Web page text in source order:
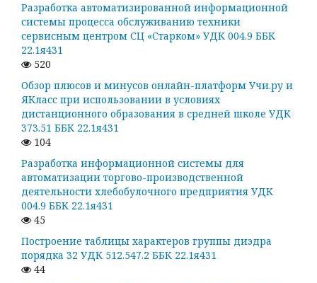
Разработка автоматизированной информационной
системы процесса обслуживанию техники
сервисным центром СЦ «Старком» УДК 004.9 ББК
22.1я431
520
Обзор плюсов и минусов онлайн-платформ Учи.ру и
ЯКласс при использовании в условиях
дистанционного образования в средней школе УДК
373.51 ББК 22.1я431
104
Разработка информационной системы для
автоматизации торгово-производственной
деятельности хлебобулочного предприятия УДК
004.9 ББК 22.1я431
45
Построение таблицы характеров группы диэдра
порядка 32 УДК 512.547.2 ББК 22.1я431
44